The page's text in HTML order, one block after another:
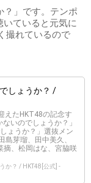
？」です。テンポ
いていると元気に
撮れているので
しょうか？ /
えたHKT48の記念す
いのでしょうか？」
ょうか？」選抜メン
島芽瑠、田中美久、
摘、松岡はな、宮脇咲
か？ / HKT48[公式] -